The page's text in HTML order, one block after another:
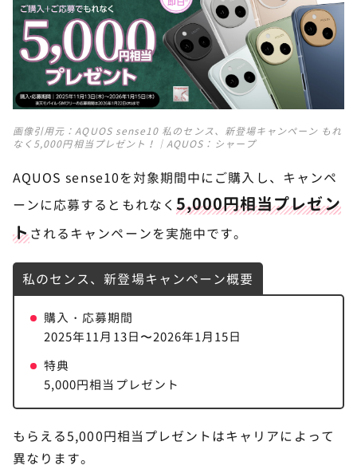
画像引用元：AQUOS sense10 私のセンス、新登場キャンペーン もれ
なく5,000円相当プレゼント！｜AQUOS：シャープ
AQUOS sense10を対象期間中にご購入し、キャンペ
ーンに応募するともれなく 5,000円相当プレゼン
トされるキャンペーンを実施中です。
私のセンス、新登場キャンペーン概要
購入・応募期間
2025年11月13日〜2026年1月15日
特典
5,000円相当プレゼント
もらえる5,000円相当プレゼントはキャリアによって
異なります。